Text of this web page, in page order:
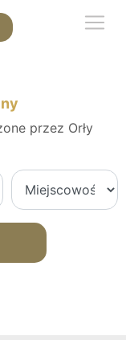
przez Orły